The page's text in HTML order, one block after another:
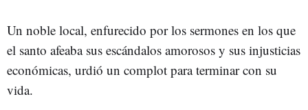
Un noble local, enfurecido por los sermones en los que
el santo afeaba sus escándalos amorosos y sus injusticias
económicas, urdió un complot para terminar con su
vida.